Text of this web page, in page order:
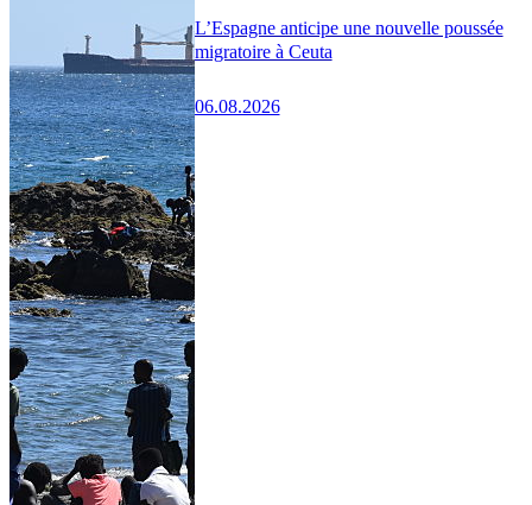
L’Espagne anticipe une nouvelle poussée
migratoire à Ceuta
06.08.2026